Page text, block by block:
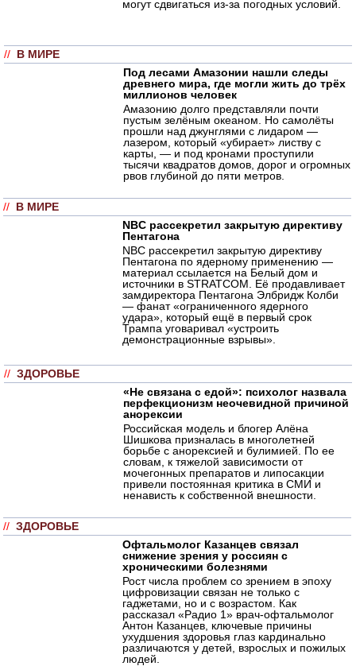
могут сдвигаться из-за погодных условий.
// В МИРЕ
Под лесами Амазонии нашли следы
древнего мира, где могли жить до трёх
миллионов человек
Амазонию долго представляли почти
пустым зелёным океаном. Но самолёты
прошли над джунглями с лидаром —
лазером, который «убирает» листву с
карты, — и под кронами проступили
тысячи квадратов домов, дорог и огромных
рвов глубиной до пяти метров.
// В МИРЕ
NBC рассекретил закрытую директиву
Пентагона
NBC рассекретил закрытую директиву
Пентагона по ядерному применению —
материал ссылается на Белый дом и
источники в STRATCOM. Её продавливает
замдиректора Пентагона Элбридж Колби
— фанат «ограниченного ядерного
удара», который ещё в первый срок
Трампа уговаривал «устроить
демонстрационные взрывы».
// ЗДОРОВЬЕ
«Не связана с едой»: психолог назвала
перфекционизм неочевидной причиной
анорексии
Российская модель и блогер Алёна
Шишкова призналась в многолетней
борьбе с анорексией и булимией. По ее
словам, к тяжелой зависимости от
мочегонных препаратов и липосакции
привели постоянная критика в СМИ и
ненависть к собственной внешности.
// ЗДОРОВЬЕ
Офтальмолог Казанцев связал
снижение зрения у россиян с
хроническими болезнями
Рост числа проблем со зрением в эпоху
цифровизации связан не только с
гаджетами, но и с возрастом. Как
рассказал «Радио 1» врач-офтальмолог
Антон Казанцев, ключевые причины
ухудшения здоровья глаз кардинально
различаются у детей, взрослых и пожилых
людей.